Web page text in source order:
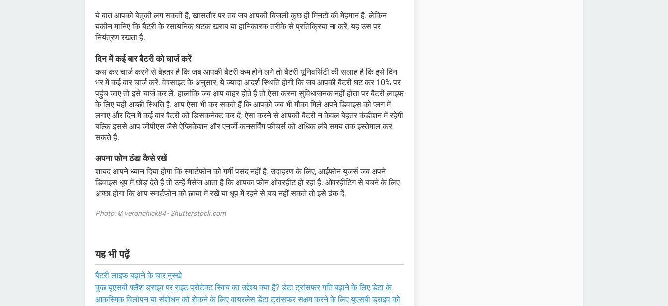
ये बात आपको बेतुकी लग सकती है, खासतौर पर तब जब आपकी बिजली कुछ ही मिनटों की मेहमान है. लेकिन
यकीन मानिए कि बैटरी के रसायनिक घटक खराब या हानिकारक तरीके से प्रतिक्रिया ना करें, यह उस पर
नियंत्रण रखता है.
दिन में कई बार बैटरी को चार्ज करें
कस कर चार्ज करने से बेहतर है कि जब आपकी बैटरी कम होने लगे तो बैटरी यूनिवर्सिटी की सलाह है कि इसे दिन
भर में कई बार चार्ज करें. वेबसाइट के अनुसार, ये ज्यादा आदर्श स्थिति होगी कि जब आपकी बैटरी घट कर 10% पर
पहुंच जाए तो इसे चार्ज कर लें. हालांकि जब आप बाहर होते हैं तो ऐसा करना सुविधाजनक नहीं होता पर बैटरी लाइफ
के लिए यही अच्छी स्थिति है. आप ऐसा भी कर सकते हैं कि आपको जब भी मौका मिले अपने डिवाइस को प्लग में
लगाएं और दिन में कई बार बैटरी को डिसकनेक्ट कर दें. ऐसा करने से आपकी बैटरी न केवल बेहतर कंडीशन में रहेगी
बल्कि इससे आप जीपीएस जैसे ऐप्लिकेशन और एनर्जी-कनसर्विंग फीचर्स को अधिक लंबे समय तक इस्तेमाल कर
सकते हैं.
अपना फोन ठंडा कैसे रखें
शायद आपने ध्यान दिया होगा कि स्मार्टफोन को गर्मी पसंद नहीं है. उदाहरण के लिए, आईफोन यूजर्स जब अपने
डिवाइस धूप में छोड़ देते हैं तो उन्हें मैसेज आता है कि आपका फोन ओवरहीट हो रहा है. ओवरहीटिंग से बचने के लिए
अच्छा होगा कि आप स्मार्टफोन को छाया में रखें या धूप में रहने से बच नहीं सकते तो इसे ढंक दें.
Photo: © veronchick84 - Shutterstock.com
यह भी पढ़ें
बैटरी लाइफ बढ़ाने के चार नुस्खे
कुछ यूएसबी फ्लैश ड्राइव पर राइट-प्रोटेक्ट स्विच का उद्देश्य क्या है? डेटा ट्रांसफर गति बढ़ाने के लिए डेटा के
आकस्मिक विलोपन या संशोधन को रोकने के लिए वायरलेस डेटा ट्रांसफर सक्षम करने के लिए यूएसबी ड्राइव को